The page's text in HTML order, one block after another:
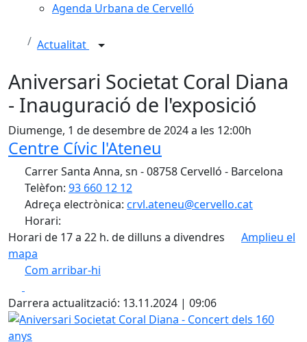
Agenda Urbana de Cervelló
Actualitat
Aniversari Societat Coral Diana
- Inauguració de l'exposició
Diumenge, 1 de desembre de 2024 a les 12:00h
Centre Cívic l'Ateneu
Carrer Santa Anna, sn - 08758 Cervelló - Barcelona
Telèfon: 93 660 12 12
Adreça electrònica: crvl.ateneu@cervello.cat
Horari:
Horari de 17 a 22 h. de dilluns a divendres
Amplieu el
mapa
Com arribar-hi
+
−
Darrera actualització: 13.11.2024 | 09:06
Aniversari Societat Coral Diana - Concert dels 160 anys